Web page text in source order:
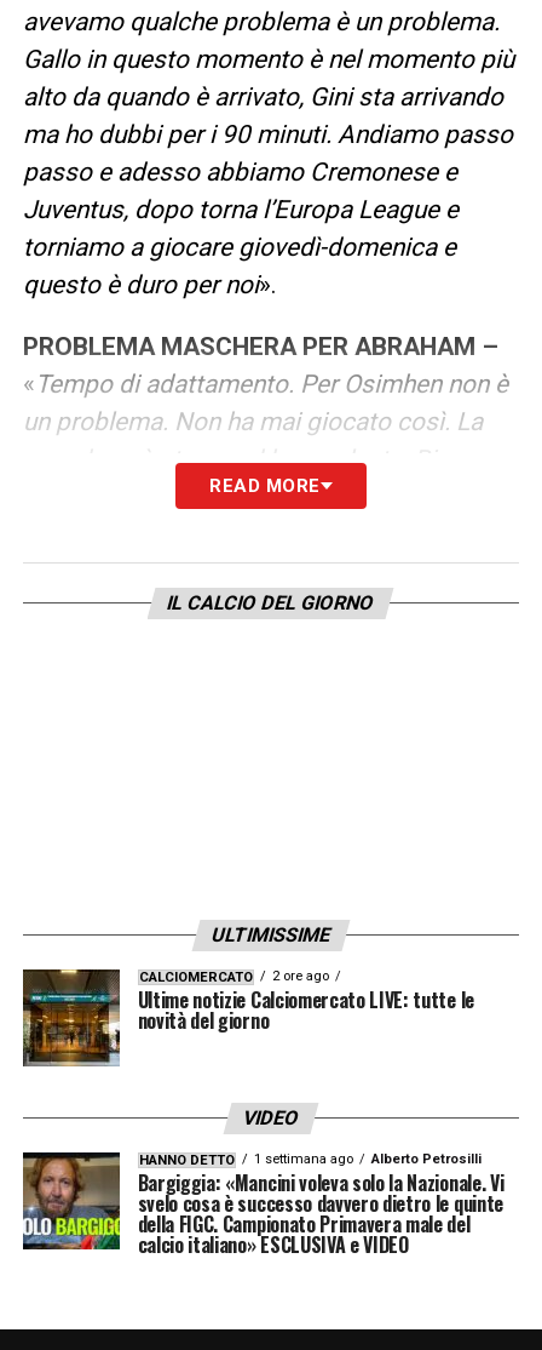
avevamo qualche problema è un problema.
Gallo in questo momento è nel momento più
alto da quando è arrivato, Gini sta arrivando
ma ho dubbi per i 90 minuti. Andiamo passo
passo e adesso abbiamo Cremonese e
Juventus, dopo torna l’Europa League e
torniamo a giocare giovedì-domenica e
questo è duro per noi».
PROBLEMA MASCHERA PER ABRAHAM –
« Tempo di adattamento. Per Osimhen non è
un problema. Non ha mai giocato così. La
maschera è strana ed ha una lente. Bisogna
allenarsi con quella ed abituarsi con un
cambierà anche nei prossimi giorni».
READ MORE
IL CALCIO DEL GIORNO
ULTIMISSIME
CALCIOMERCATO 2 ore ago
Ultime notizie Calciomercato LIVE: tutte le
novità del giorno
VIDEO
HANNO DETTO 1 settimana ago Alberto Petrosilli
Bargiggia: «Mancini voleva solo la Nazionale. Vi
svelo cosa è successo davvero dietro le quinte
della FIGC. Campionato Primavera male del
calcio italiano» ESCLUSIVA e VIDEO